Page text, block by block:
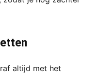
altijd met het